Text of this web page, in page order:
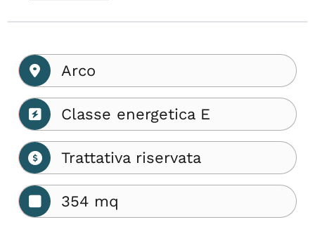
Arco
Classe energetica E
Trattativa riservata
354 mq